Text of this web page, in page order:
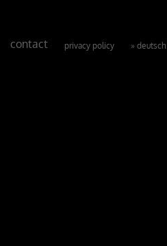
contact privacy policy » deutsch